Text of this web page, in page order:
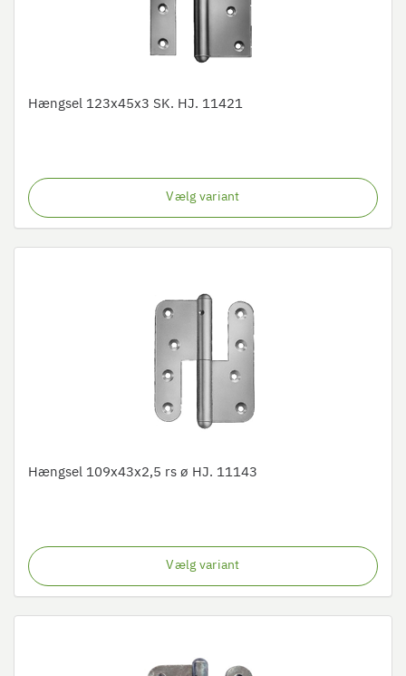
Hængsel 123x45x3 SK. HJ. 11421
Vælg variant
Hængsel 109x43x2,5 rs ø HJ. 11143
Vælg variant